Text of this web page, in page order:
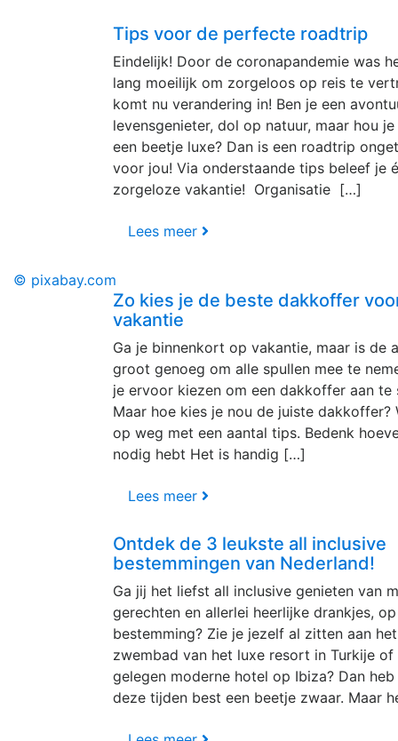
Tips voor de perfecte roadtrip
Eindelijk! Door de coronapandemie was
lang moeilijk om zorgeloos op reis te
komt nu verandering in! Ben je een
levensgenieter, dol op natuur, maar hou
een beetje luxe? Dan is een roadtrip
voor jou! Via onderstaande tips beleef je
zorgeloze vakantie! Organisatie […]
Lees meer
© pixabay.com
Zo kies je de beste dakkoffer
vakantie
Ga je binnenkort op vakantie, maar is de
groot genoeg om alle spullen mee te
je ervoor kiezen om een dakkoffer aan te
Maar hoe kies je nou de juiste dakkoffer?
op weg met een aantal tips. Bedenk
nodig hebt Het is handig […]
Lees meer
Ontdek de 3 leukste all inclusive
bestemmingen van Nederland!
Ga jij het liefst all inclusive genieten van
gerechten en allerlei heerlijke drankjes,
bestemming? Zie je jezelf al zitten aan
zwembad van het luxe resort in Turkije
gelegen moderne hotel op Ibiza? Dan
deze tijden best een beetje zwaar. Maar